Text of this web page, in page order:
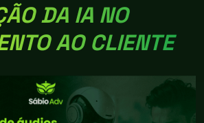
DA IA NO
AO CLIENTE